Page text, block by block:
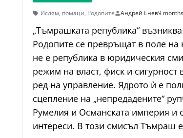
Ислям, помаци, Родопите Андрей Енев9 months
„Тъмрашката република“
Родопите се превръщат в поле
не е република в юридическия
режим на власт, фиск и
ред на управление. Ядрото ѝ е
сцепление на „непредадените“
Румелия и Османската империя и
интереси. В този смисъл Тъмраш